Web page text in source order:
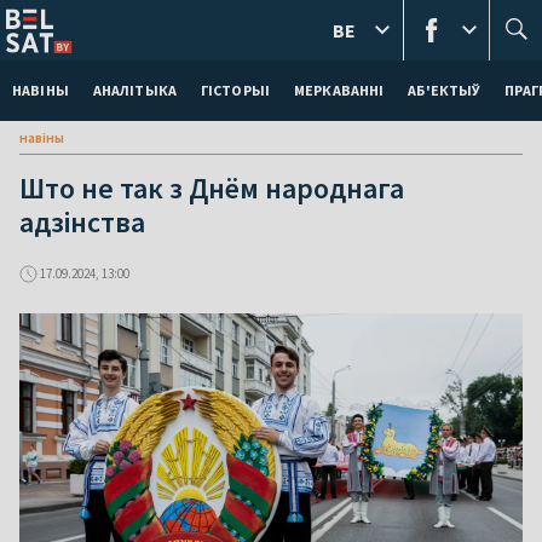
НАВІНЫ АНАЛІТЫКА ГІСТОРЫІ МЕРКАВАННI АБ'ЕКТЫЎ
BE
навіны
Што не так з Днём народнага
адзінства
17.09.2024, 13:00